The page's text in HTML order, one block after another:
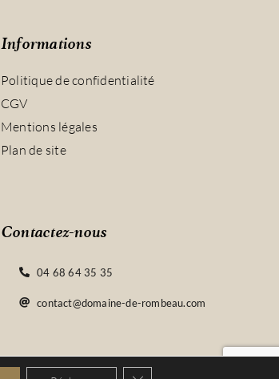
Informations
Politique de confidentialité
CGV
Mentions légales
Plan de site
Contactez-nous
04 68 64 35 35
contact@domaine-de-rombeau.com
Fermer la bannière des